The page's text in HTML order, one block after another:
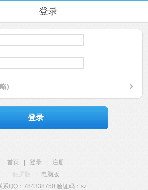
登录
)
登录
首页 登录
注册
触屏版
电脑版
系QQ：784338750 验证码：sz